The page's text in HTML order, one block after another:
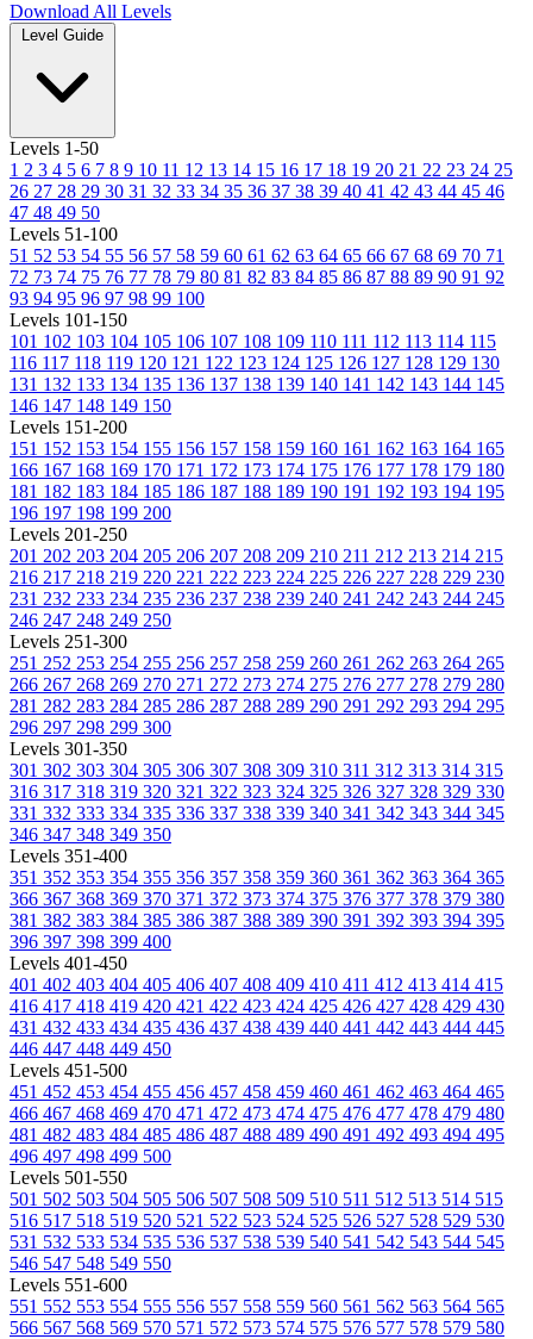
Download All Levels
Level Guide
Levels 1-50
1 2 3 4 5 6 7 8 9 10 11 12 13 14 15 16 17 18 19 20 21 22 23 24 25
26 27 28 29 30 31 32 33 34 35 36 37 38 39 40 41 42 43 44 45 46
47 48 49 50
Levels 51-100
51 52 53 54 55 56 57 58 59 60 61 62 63 64 65 66 67 68 69 70 71
72 73 74 75 76 77 78 79 80 81 82 83 84 85 86 87 88 89 90 91 92
93 94 95 96 97 98 99 100
Levels 101-150
101 102 103 104 105 106 107 108 109 110 111 112 113 114 115
116 117 118 119 120 121 122 123 124 125 126 127 128 129 130
131 132 133 134 135 136 137 138 139 140 141 142 143 144 145
146 147 148 149 150
Levels 151-200
151 152 153 154 155 156 157 158 159 160 161 162 163 164 165
166 167 168 169 170 171 172 173 174 175 176 177 178 179 180
181 182 183 184 185 186 187 188 189 190 191 192 193 194 195
196 197 198 199 200
Levels 201-250
201 202 203 204 205 206 207 208 209 210 211 212 213 214 215
216 217 218 219 220 221 222 223 224 225 226 227 228 229 230
231 232 233 234 235 236 237 238 239 240 241 242 243 244 245
246 247 248 249 250
Levels 251-300
251 252 253 254 255 256 257 258 259 260 261 262 263 264 265
266 267 268 269 270 271 272 273 274 275 276 277 278 279 280
281 282 283 284 285 286 287 288 289 290 291 292 293 294 295
296 297 298 299 300
Levels 301-350
301 302 303 304 305 306 307 308 309 310 311 312 313 314 315
316 317 318 319 320 321 322 323 324 325 326 327 328 329 330
331 332 333 334 335 336 337 338 339 340 341 342 343 344 345
346 347 348 349 350
Levels 351-400
351 352 353 354 355 356 357 358 359 360 361 362 363 364 365
366 367 368 369 370 371 372 373 374 375 376 377 378 379 380
381 382 383 384 385 386 387 388 389 390 391 392 393 394 395
396 397 398 399 400
Levels 401-450
401 402 403 404 405 406 407 408 409 410 411 412 413 414 415
416 417 418 419 420 421 422 423 424 425 426 427 428 429 430
431 432 433 434 435 436 437 438 439 440 441 442 443 444 445
446 447 448 449 450
Levels 451-500
451 452 453 454 455 456 457 458 459 460 461 462 463 464 465
466 467 468 469 470 471 472 473 474 475 476 477 478 479 480
481 482 483 484 485 486 487 488 489 490 491 492 493 494 495
496 497 498 499 500
Levels 501-550
501 502 503 504 505 506 507 508 509 510 511 512 513 514 515
516 517 518 519 520 521 522 523 524 525 526 527 528 529 530
531 532 533 534 535 536 537 538 539 540 541 542 543 544 545
546 547 548 549 550
Levels 551-600
551 552 553 554 555 556 557 558 559 560 561 562 563 564 565
566 567 568 569 570 571 572 573 574 575 576 577 578 579 580